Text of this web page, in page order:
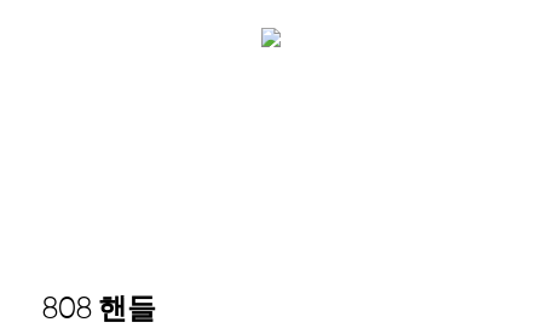
808 핸들